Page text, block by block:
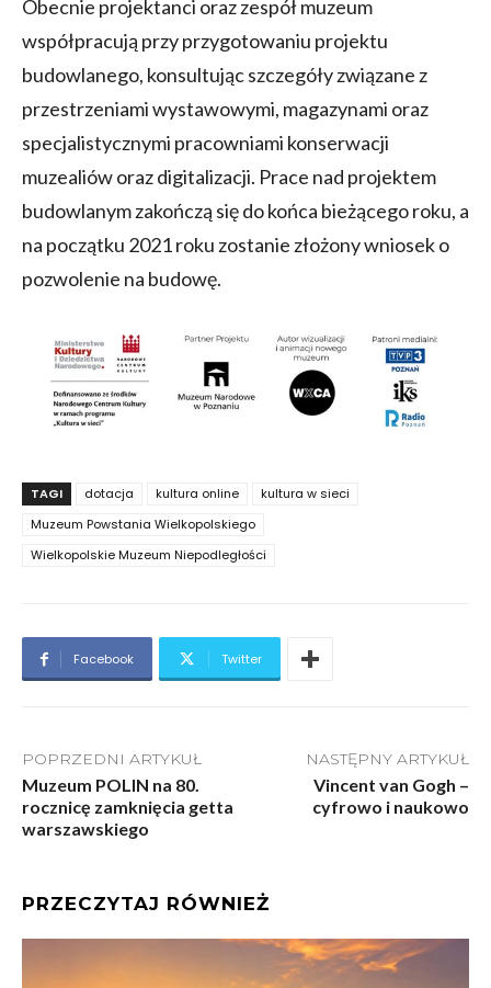
Obecnie projektanci oraz zespół muzeum
współpracują przy przygotowaniu projektu
budowlanego, konsultując szczegóły związane z
przestrzeniami wystawowymi, magazynami oraz
specjalistycznymi pracowniami konserwacji
muzealiów oraz digitalizacji. Prace nad projektem
budowlanym zakończą się do końca bieżącego roku, a
na początku 2021 roku zostanie złożony wniosek o
pozwolenie na budowę.
TAGI dotacja kultura online
kultura w sieci
Muzeum Powstania Wielkopolskiego
Wielkopolskie Muzeum Niepodległości
Facebook Twitter
POPRZEDNI ARTYKUŁ
Muzeum POLIN na 80.
rocznicę zamknięcia getta
warszawskiego
NASTĘPNY ARTYKUŁ
Vincent van Gogh –
cyfrowo i naukowo
PRZECZYTAJ RÓWNIEŻ